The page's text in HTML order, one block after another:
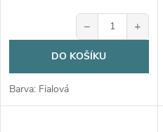
− +
DO KOŠÍKU
Barva: Fialová